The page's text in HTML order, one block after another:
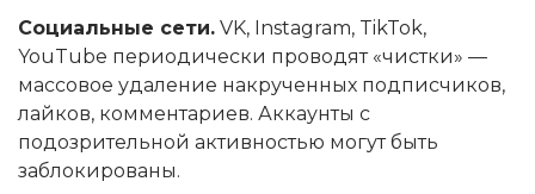
Социальные сети. VK, Instagram, TikTok,
YouTube периодически проводят «чистки» —
массовое удаление накрученных подписчиков,
лайков, комментариев. Аккаунты с
подозрительной активностью могут быть
заблокированы.